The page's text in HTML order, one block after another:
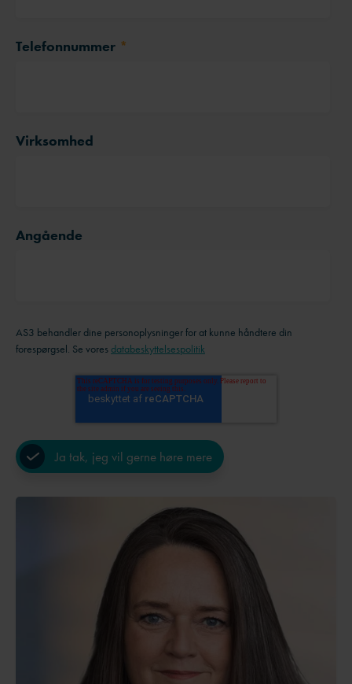
Telefonnummer *
Virksomhed
Angående
AS3 behandler dine personoplysninger for at kunne håndtere din
forespørgsel. Se vores databeskyttelsespolitik